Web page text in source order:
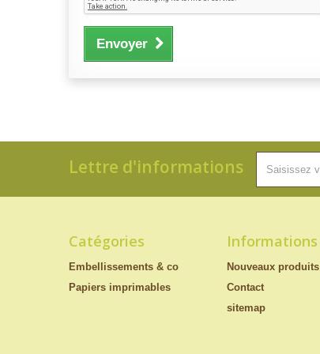
Envoyer
Lettre d'informations
Catégories
Embellissements & co
Papiers imprimables
Informations
Nouveaux produits
Contact
sitemap